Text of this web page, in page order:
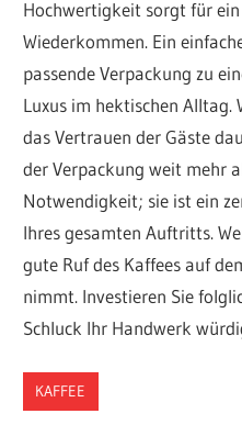
Hochwertigkeit sorgt für
Wiederkommen. Ein
passende Verpackung zu
Luxus im hektischen Alltag.
das Vertrauen der Gäste
der Verpackung weit mehr
Notwendigkeit; sie ist ein
Ihres gesamten Auftritts.
gute Ruf des Kaffees auf
nimmt. Investieren Sie
Schluck Ihr Handwerk
KAFFEE